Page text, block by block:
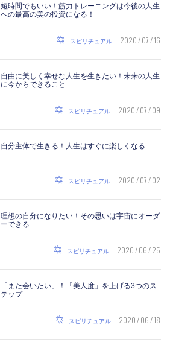
短時間でもいい！筋力トレーニングは今後の人生
への最高の美の投資になる！
スピリチュアル 2020 / 07 / 16
自由に美しく幸せな人生を生きたい！未来の人生
に今からできること
スピリチュアル 2020 / 07 / 09
自分主体で生きる！人生はすぐに楽しくなる
スピリチュアル 2020 / 07 / 02
理想の自分になりたい！その思いは宇宙にオーダ
ーできる
スピリチュアル 2020 / 06 / 25
「また会いたい」！「美人度」を上げる3つのス
テップ
スピリチュアル 2020 / 06 / 18